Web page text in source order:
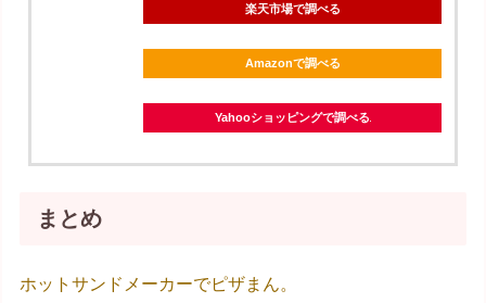
楽天市場で調べる
Amazonで調べる
Yahooショッピングで調べる
まとめ
ホットサンドメーカーでピザまん。